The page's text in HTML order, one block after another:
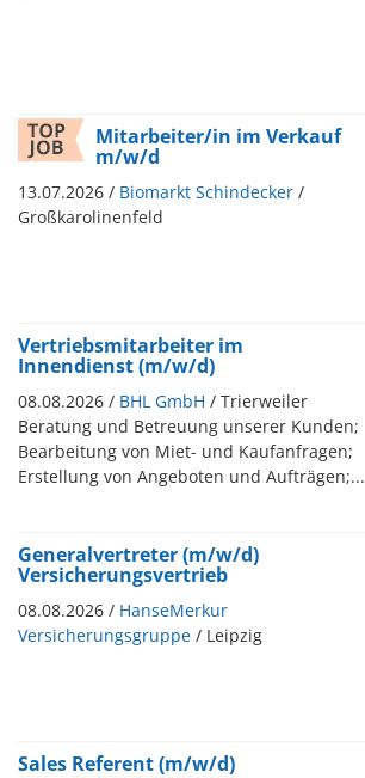
Mitarbeiter/in im Verkauf
m/w/d
13.07.2026 / Biomarkt Schindecker /
Großkarolinenfeld
Vertriebsmitarbeiter im
Innendienst (m/w/d)
08.08.2026 / BHL GmbH / Trierweiler
Beratung und Betreuung unserer Kunden;
Bearbeitung von Miet- und Kaufanfragen;
Erstellung von Angeboten und Aufträgen;...
Generalvertreter (m/w/d)
Versicherungsvertrieb
08.08.2026 / HanseMerkur
Versicherungsgruppe / Leipzig
Sales Referent (m/w/d)